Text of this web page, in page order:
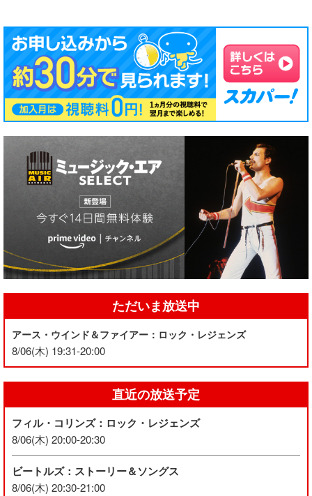
ただいま放送中
アース・ウインド＆ファイアー：ロック・レジェンズ
8/06(木) 19:31-20:00
直近の放送予定
フィル・コリンズ：ロック・レジェンズ
8/06(木) 20:00-20:30
ビートルズ：ストーリー＆ソングス
8/06(木) 20:30-21:00